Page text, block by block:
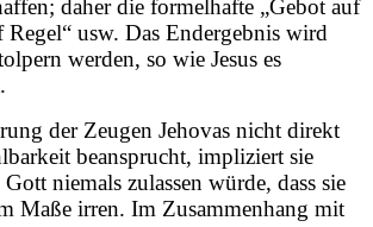
daher die formelhafte „Gebot auf
Regel“ usw. Das Endergebnis wird
werden, so wie Jesus es
der Zeugen Jehovas nicht direkt
beansprucht, impliziert sie
niemals zulassen würde, dass sie
Maße irren. Im Zusammenhang mit